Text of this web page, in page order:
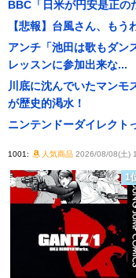
BBC「日米が円安是正
【悲報】台風さん、もう
アンチ「池田は歌もダン
レッスンに参加出来な...
川底に沈んでいたマンモ
が歴史的渇水！
ニンテンドーダイレクト
1001: 人気商品2026/08/08(土)
1